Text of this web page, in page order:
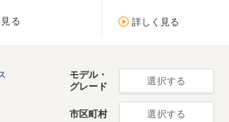
る 詳しく見る
モデル・
グレード
選択する
市区町村 選択する